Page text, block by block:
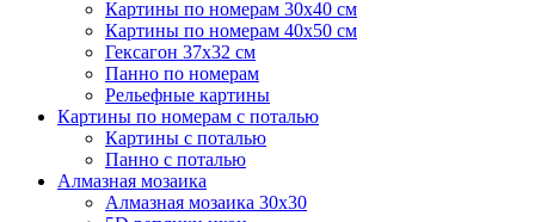
Картины по номерам 30х40 см
Картины по номерам 40х50 см
Гексагон 37х32 см
Панно по номерам
Рельефные картины
Картины по номерам с поталью
Картины с поталью
Панно с поталью
Алмазная мозаика
Алмазная мозаика 30х30